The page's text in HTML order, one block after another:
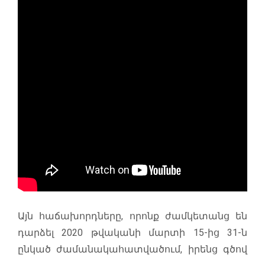
Այն հաճախորդները, որոնք ժամկետանց են
դարձել 2020 թվականի մարտի 15-ից 31-ն
ընկած ժամանակահատվածում, իրենց գծով